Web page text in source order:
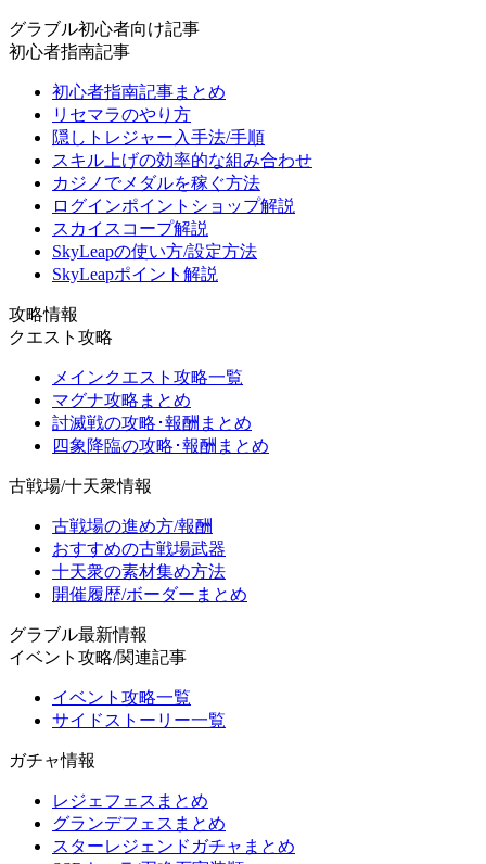
グラブル初心者向け記事
初心者指南記事
初心者指南記事まとめ
リセマラのやり方
隠しトレジャー入手法/手順
スキル上げの効率的な組み合わせ
カジノでメダルを稼ぐ方法
ログインポイントショップ解説
スカイスコープ解説
SkyLeapの使い方/設定方法
SkyLeapポイント解説
攻略情報
クエスト攻略
メインクエスト攻略一覧
マグナ攻略まとめ
討滅戦の攻略･報酬まとめ
四象降臨の攻略･報酬まとめ
古戦場/十天衆情報
古戦場の進め方/報酬
おすすめの古戦場武器
十天衆の素材集め方法
開催履歴/ボーダーまとめ
グラブル最新情報
イベント攻略/関連記事
イベント攻略一覧
サイドストーリー一覧
ガチャ情報
レジェフェスまとめ
グランデフェスまとめ
スターレジェンドガチャまとめ